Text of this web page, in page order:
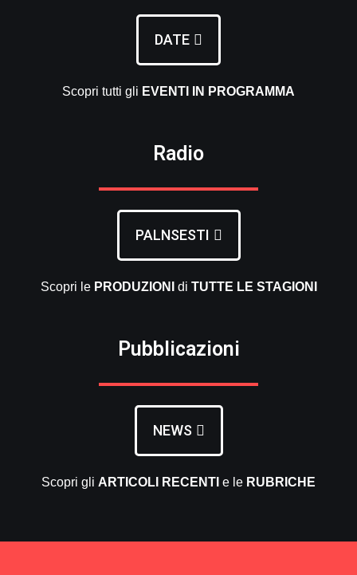
DATE
Scopri tutti gli EVENTI IN PROGRAMMA
Radio
PALNSESTI
Scopri le PRODUZIONI di TUTTE LE STAGIONI
Pubblicazioni
NEWS
Scopri gli ARTICOLI RECENTI e le RUBRICHE